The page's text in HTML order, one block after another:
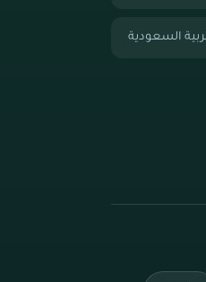
السعودية